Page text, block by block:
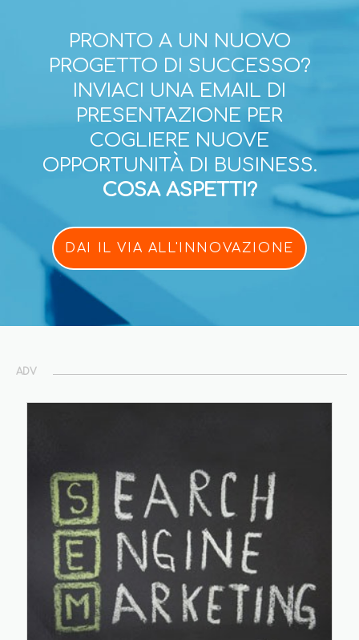
PRONTO A UN NUOVO
PROGETTO DI SUCCESSO?
INVIACI UNA EMAIL DI
PRESENTAZIONE PER
COGLIERE NUOVE
OPPORTUNITÀ DI BUSINESS.
COSA ASPETTI?
DAI IL VIA ALL'INNOVAZIONE
ADV